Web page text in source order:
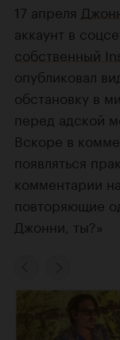
17 апреля
аккаунт в
собственный
опубликовал
обстановку в
перед адской
Вскоре в
появляться
комментарии
повторяющие
Джонни, ты?»